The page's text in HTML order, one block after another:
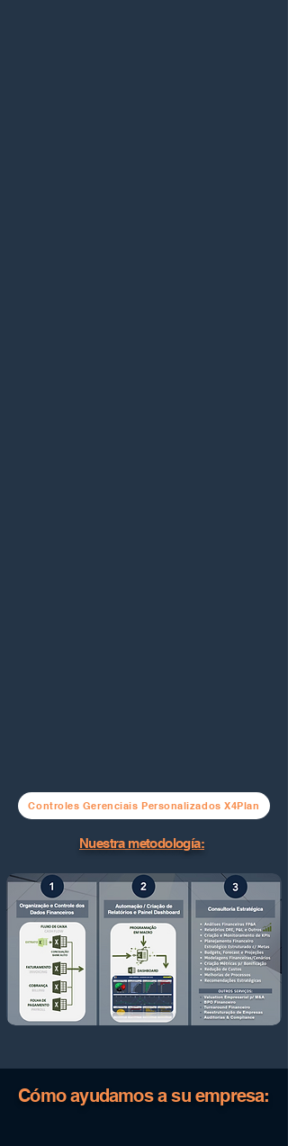
Controles Gerenciais Personalizados X4Plan
Nuestra metodología:
Cómo ayudamos a su empresa: